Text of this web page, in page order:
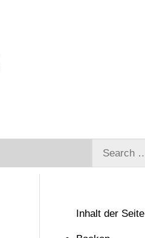
for:
Inhalt der Seite